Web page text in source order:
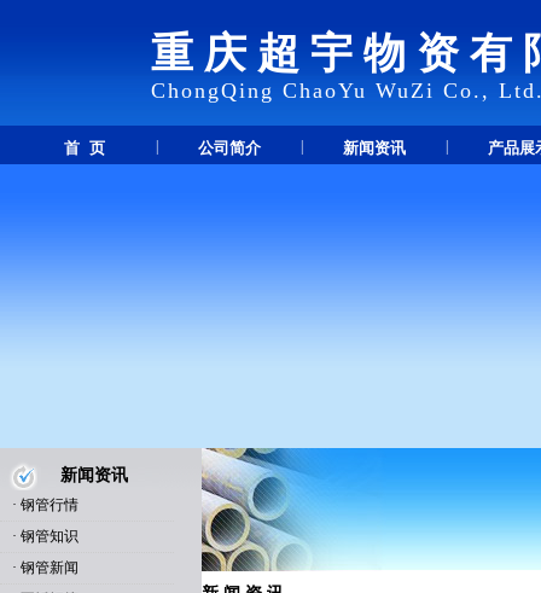
重庆超宇物资有
ChongQing ChaoYu WuZi Co.,
首 页 公司简介 新闻资讯 产品展
新闻资讯
· 钢管行情
· 钢管知识
· 钢管新闻